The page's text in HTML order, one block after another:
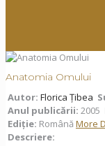
Anatomia Omului
Autor: Florica Țibea
Anul publicării: 2005
Ediţie: Română More
Descriere: